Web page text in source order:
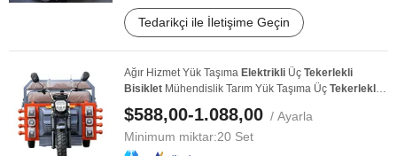
Tedarikçi ile İletişime Geçin
Ağır Hizmet Yük Taşıma Elektrikli Üç Tekerlekli
Bisiklet Mühendislik Tarım Yük Taşıma Üç Tekerlekli
...
$588,00-1.088,00 / Ayarla
Minimum miktar:20 Set